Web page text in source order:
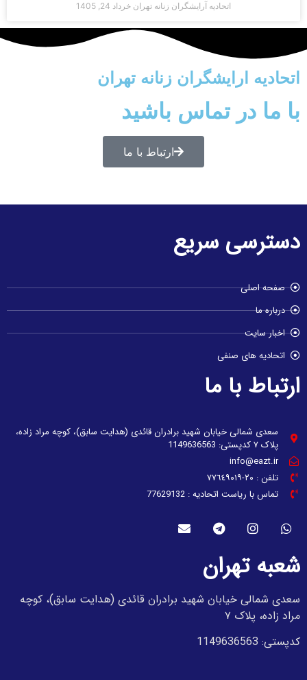
اتحادیه آرایشگران زنانه تهران خرداد 24, 1405
اتحادیه ارایشگران زنانه تهران
با ما در تماس باشید
ارتباط با ما
دسترسی سریع
صفحه اصلی
درباره ما
اخبار سایت
اتحادیه های صنفی
ارتباط با ما
سعدی شمالی خیابان شهید برادران قائدی (هدایت سابق)، کوچه مراد زاده،
پلاک ۷ کدپستی: 1149636563
info@eazt.ir
تلفن : ٢٠-٧٧٦٤٩٠١٩
تماس با ریاست اتحادیه : 77629132
شعبه تهران
سعدی شمالی خیابان شهید برادران قائدی (هدایت سابق)، کوچه
مراد زاده، پلاک ۷
کدپستی: 1149636563